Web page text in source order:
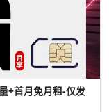
+首月免月租-仅发